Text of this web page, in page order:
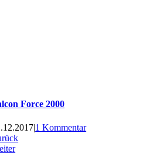
Force 2000
|1 Kommentar